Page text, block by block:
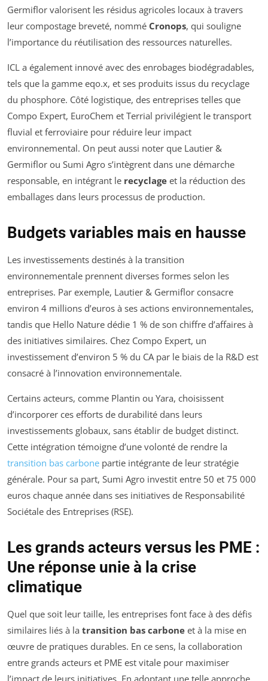
Germiflor valorisent les résidus agricoles locaux à travers
leur compostage breveté, nommé Cronops, qui souligne
l’importance du réutilisation des ressources naturelles.
ICL a également innové avec des enrobages biodégradables,
tels que la gamme eqo.x, et ses produits issus du recyclage
du phosphore. Côté logistique, des entreprises telles que
Compo Expert, EuroChem et Terrial privilégient le transport
fluvial et ferroviaire pour réduire leur impact
environnemental. On peut aussi noter que Lautier &
Germiflor ou Sumi Agro s’intègrent dans une démarche
responsable, en intégrant le recyclage et la réduction des
emballages dans leurs processus de production.
Budgets variables mais en hausse
Les investissements destinés à la transition
environnementale prennent diverses formes selon les
entreprises. Par exemple, Lautier & Germiflor consacre
environ 4 millions d’euros à ses actions environnementales,
tandis que Hello Nature dédie 1 % de son chiffre d’affaires à
des initiatives similaires. Chez Compo Expert, un
investissement d’environ 5 % du CA par le biais de la R&D est
consacré à l’innovation environnementale.
Certains acteurs, comme Plantin ou Yara, choisissent
d’incorporer ces efforts de durabilité dans leurs
investissements globaux, sans établir de budget distinct.
Cette intégration témoigne d’une volonté de rendre la
transition bas carbone partie intégrante de leur stratégie
générale. Pour sa part, Sumi Agro investit entre 50 et 75 000
euros chaque année dans ses initiatives de Responsabilité
Sociétale des Entreprises (RSE).
Les grands acteurs versus les PME :
Une réponse unie à la crise
climatique
Quel que soit leur taille, les entreprises font face à des défis
similaires liés à la transition bas carbone et à la mise en
œuvre de pratiques durables. En ce sens, la collaboration
entre grands acteurs et PME est vitale pour maximiser
l’impact de leurs initiatives. En adoptant une telle approche,